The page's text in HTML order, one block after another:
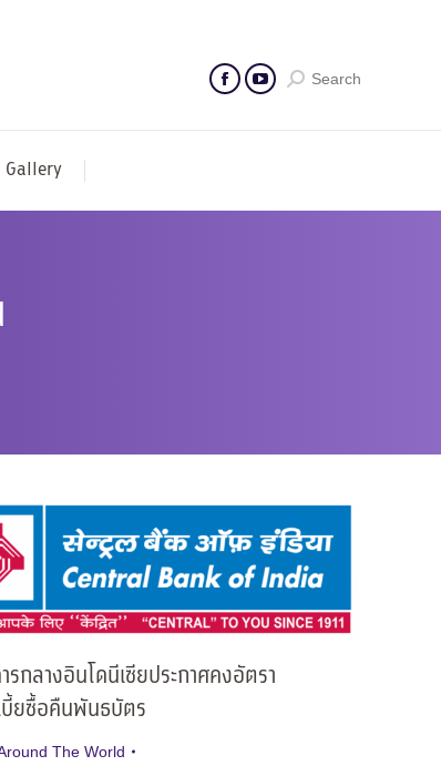
Search
Gallery
รกลางอินโดนีเซียประกาศคงอัตรา
ยซื้อคืนพันธบัตร
The World